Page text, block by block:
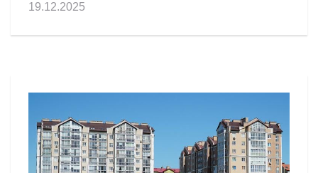
19.12.2025